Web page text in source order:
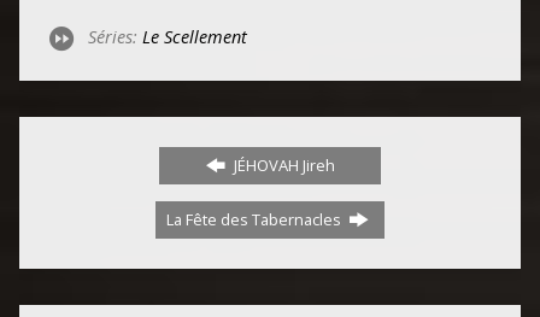
Séries: Le Scellement
JÉHOVAH Jireh
La Fête des Tabernacles